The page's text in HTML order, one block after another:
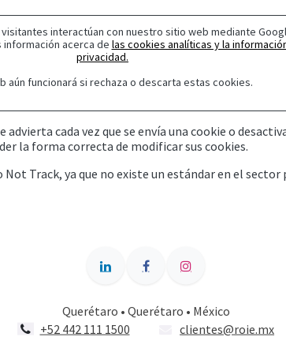
interactúan con nuestro sitio web mediante
información acerca de las cookies analíticas y la
privacidad.
aún funcionará si rechaza o descarta estas cookies.
cada vez que se envía una cookie o
la forma correcta de modificar sus cookies.
Track, ya que no existe un estándar en el
Querétaro • Querétaro • México
+52 442 111 1500
clientes@roie.mx